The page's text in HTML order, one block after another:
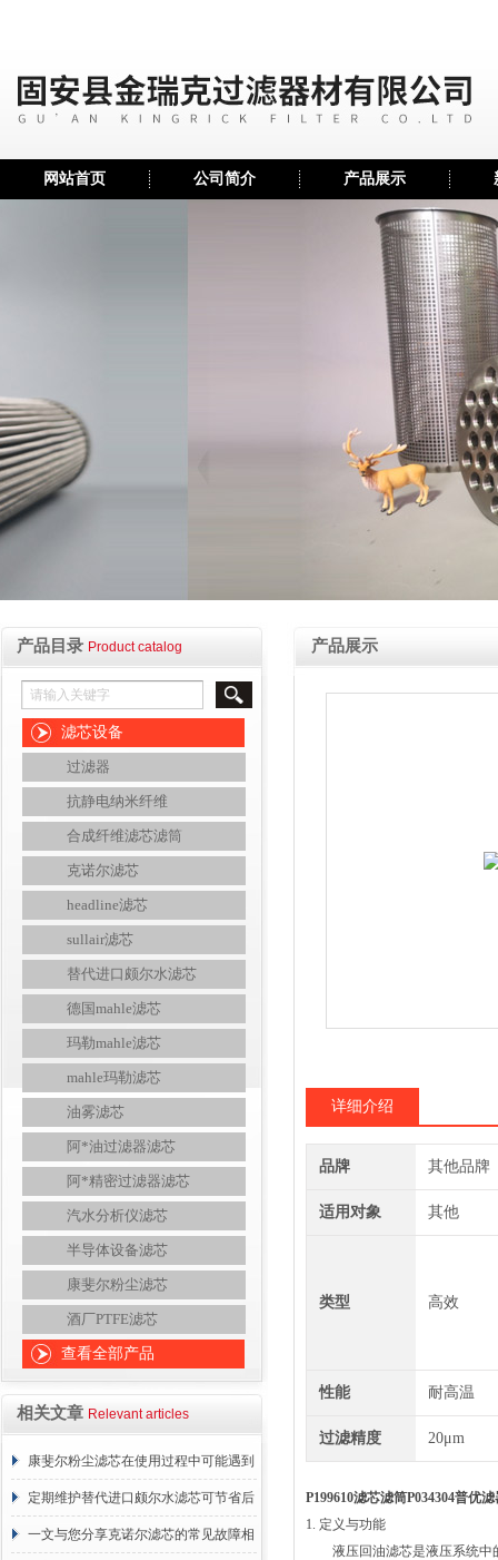
网站首页 公司简介 产品展示
产品目录 Product catalog
滤芯设备
过滤器
抗静电纳米纤维
合成纤维滤芯滤筒
克诺尔滤芯
headline滤芯
sullair滤芯
替代进口颇尔水滤芯
德国mahle滤芯
玛勒mahle滤芯
mahle玛勒滤芯
油雾滤芯
阿*油过滤器滤芯
阿*精密过滤器滤芯
汽水分析仪滤芯
半导体设备滤芯
康斐尔粉尘滤芯
酒厂PTFE滤芯
查看全部产品
相关文章 Relevant articles
康斐尔粉尘滤芯在使用过程中可能遇到
的故障相应解决方法分享
定期维护替代进口颇尔水滤芯可节省后
续更换成本
一文与您分享克诺尔滤芯的常见故障相
产品展示
详细介绍
品牌 其他品牌
适用对象 其他
类型 高效
性能 耐高温
过滤精度 20μm
P199610滤芯滤筒P034304普优
1. 定义与功能
液压回油滤芯是液压系统中的